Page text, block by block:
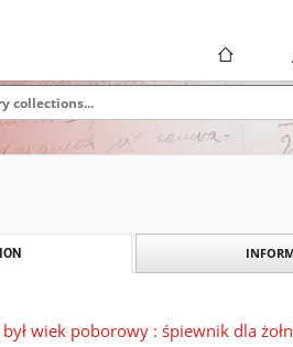
wiek poborowy : śpiewnik dla